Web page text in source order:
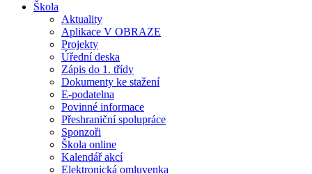
Škola
Aktuality
Aplikace V OBRAZE
Projekty
Úřední deska
Zápis do 1. třídy
Dokumenty ke stažení
E-podatelna
Povinné informace
Přeshraniční spolupráce
Sponzoři
Škola online
Kalendář akcí
Elektronická omluvenka